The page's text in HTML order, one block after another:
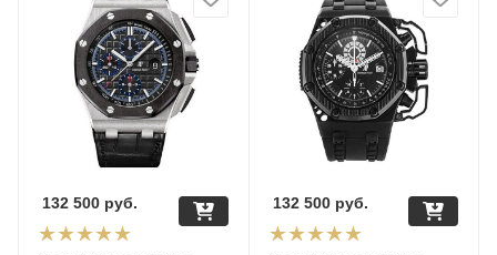
132 500 руб. 132 500руб.